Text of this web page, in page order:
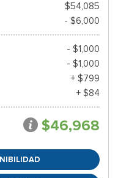
$54,085
- $6,000
- $1,000
- $1,000
+ $799
+ $84
$46,968